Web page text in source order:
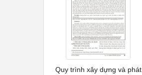
Quy trình xây dựng và phát